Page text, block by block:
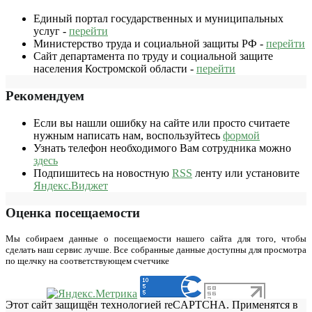
Единый портал государственных и муниципальных
услуг - перейти
Министерство труда и социальной защиты РФ - перейти
Сайт департамента по труду и социальной защите
населения Костромской области - перейти
Рекомендуем
Если вы нашли ошибку на сайте или просто считаете
нужным написать нам, воспользуйтесь формой
Узнать телефон необходимого Вам сотрудника можно
здесь
Подпишитесь на новостную RSS ленту или установите
Яндекс.Виджет
Оценка посещаемости
Мы собираем данные о посещаемости нашего сайта для того, чтобы
сделать наш сервис лучше. Все собранные данные доступны для просмотра
по щелчку на соответствующем счетчике
Этот сайт защищён технологией reCAPTCHA. Применятся в